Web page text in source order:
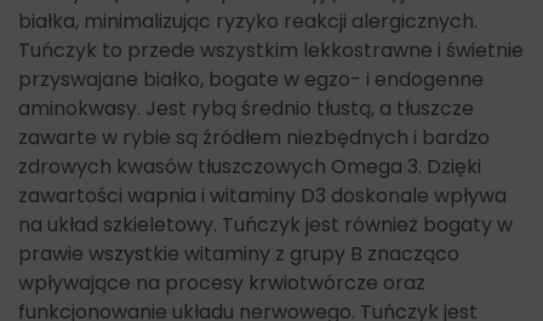
białka, minimalizując ryzyko reakcji alergicznych.
Tuńczyk to przede wszystkim lekkostrawne i świetnie
przyswajane białko, bogate w egzo- i endogenne
aminokwasy. Jest rybą średnio tłustą, a tłuszcze
zawarte w rybie są źródłem niezbędnych i bardzo
zdrowych kwasów tłuszczowych Omega 3. Dzięki
zawartości wapnia i witaminy D3 doskonale wpływa
na układ szkieletowy. Tuńczyk jest również bogaty w
prawie wszystkie witaminy z grupy B znacząco
wpływające na procesy krwiotwórcze oraz
funkcjonowanie układu nerwowego. Tuńczyk jest